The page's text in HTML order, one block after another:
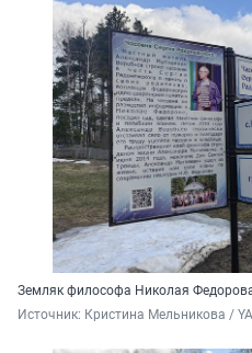
Земляк философа Николая
Источник: Кристина Мельникова /